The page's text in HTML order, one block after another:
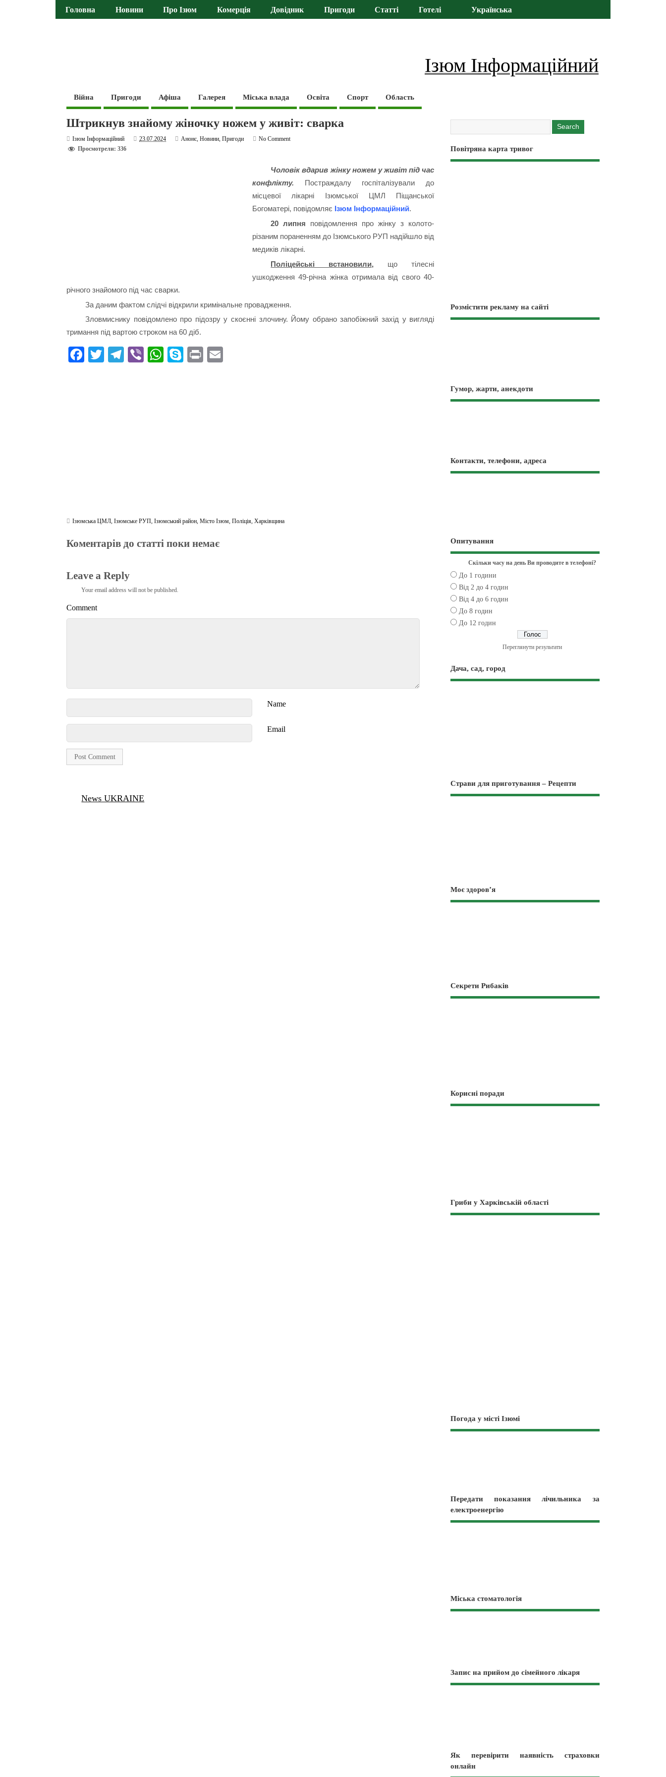
Головна Новини Про Ізюм Комерція Довідник Пригоди Статті Готелі Українська
Ізюм Інформаційний
Війна Пригоди Афіша Галерея Міська влада Освіта Спорт Область
Штрикнув знайому жіночку ножем у живіт: сварка
Ізюм Інформаційний 23.07.2024 Анонс,Новини,Пригоди
No Comment
Просмотрели: 336
Чоловік вдарив жінку ножем у живіт під час
конфлікту. Постраждалу госпіталізували до
місцевої лікарні Ізюмської ЦМЛ Піщанської
Богоматері, повідомляє Ізюм Інформаційний.
20 липня повідомлення про жінку з колото-
різаним пораненням до Ізюмського РУП надійшло від
медиків лікарні.
Поліцейські встановили, що тілесні
ушкодження 49-річна жінка отримала від свого 40-
річного знайомого під час сварки.
За даним фактом слідчі відкрили кримінальне провадження.
Зловмиснику повідомлено про підозру у скоєнні злочину. Йому обрано запобіжний захід у вигляді
тримання під вартою строком на 60 діб.
Fa T
Te Vi
W
S
Pr
Ізюмська ЦМЛ,Ізюмське РУП,Ізюмський район,Місто Ізюм,Поліція,Харківщина
Коментарів до статті поки немає
Leave a Reply
Your email address will not be published.
Comment
Name
Email
News UKRAINE
Повітряна карта тривог
Розмістити рекламу на сайті
Гумор, жарти, анекдоти
Контакти, телефони, адреса
Опитування
Скільки часу на день Ви проводите в телефоні?
До 1 години
Від 2 до 4 годин
Від 4 до 6 годин
До 8 годин
До 12 годин
Переглянути результати
Дача, сад, город
Страви для приготування – Рецепти
Моє здоров’я
Секрети Рибаків
Корисні поради
Гриби у Харківській області
Погода у місті Ізюмі
Передати показання лічильника за
електроенергію
Міська стоматологія
Запис на прийом до сімейного лікаря
Як перевірити наявність страховки
онлайн